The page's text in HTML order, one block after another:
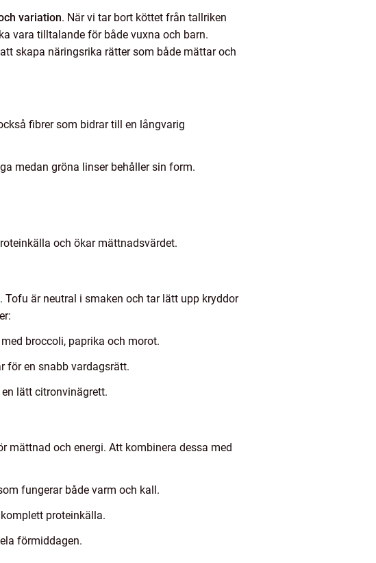
variation. När vi tar bort köttet från tallriken
vara tilltalande för både vuxna och barn.
skapa näringsrika rätter som både mättar och
fibrer som bidrar till en långvarig
medan gröna linser behåller sin form.
och ökar mättnadsvärdet.
är neutral i smaken och tar lätt upp kryddor
broccoli, paprika och morot.
för en snabb vardagsrätt.
lätt citronvinägrett.
mättnad och energi. Att kombinera dessa med
fungerar både varm och kall.
proteinkälla.
förmiddagen.